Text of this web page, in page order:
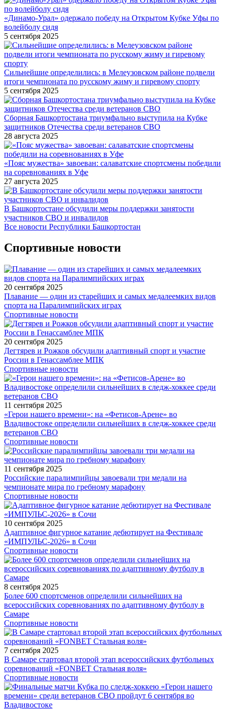
«Динамо-Урал» одержало победу на Открытом Кубке Уфы по
волейболу сидя
5 сентября 2025
Сильнейшие определились: в Мелеузовском районе подвели
итоги чемпионата по русскому жиму и гиревому спорту
5 сентября 2025
Сборная Башкортостана триумфально выступила на Кубке
защитников Отечества среди ветеранов СВО
28 августа 2025
«Пояс мужества» завоеван: салаватские спортсмены победили
на соревнованиях в Уфе
27 августа 2025
В Башкортостане обсудили меры поддержки занятости
участников СВО и инвалидов
Все новости Республики Башкортостан
Спортивные новости
20 сентября 2025
Плавание — один из старейших и самых медалеемких видов
спорта на Паралимпийских играх
Спортивные новости
20 сентября 2025
Дегтярев и Рожков обсудили адаптивный спорт и участие
России в Генассамблее МПК
Спортивные новости
11 сентября 2025
«Герои нашего времени»: на «Фетисов-Арене» во
Владивостоке определили сильнейших в следж-хоккее среди
ветеранов СВО
Спортивные новости
11 сентября 2025
Российские паралимпийцы завоевали три медали на
чемпионате мира по гребному марафону
Спортивные новости
10 сентября 2025
Адаптивное фигурное катание дебютирует на Фестивале
«ИМПУЛЬС-2026» в Сочи
Спортивные новости
8 сентября 2025
Более 600 спортсменов определили сильнейших на
всероссийских соревнованиях по адаптивному футболу в
Самаре
Спортивные новости
7 сентября 2025
В Самаре стартовал второй этап всероссийских футбольных
соревнований «FONBET Стальная воля»
Спортивные новости